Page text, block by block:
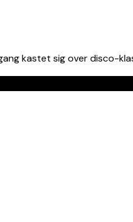
kastet sig over disco-